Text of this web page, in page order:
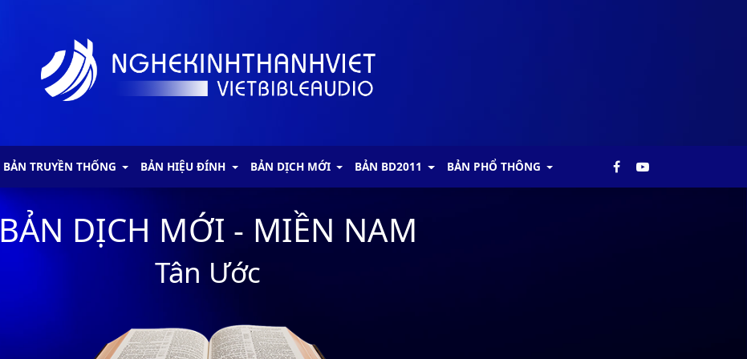
BẢN TRUYỀN THỐNG BẢN HIỆU ĐÍNH BẢN DỊCH MỚI BẢN BD2011 BẢN PHỔ THÔNG
BẢN DỊCH MỚI - MIỀN NAM
Tân Ước